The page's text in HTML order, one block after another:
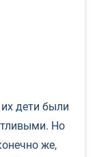
дети были
Но
же,